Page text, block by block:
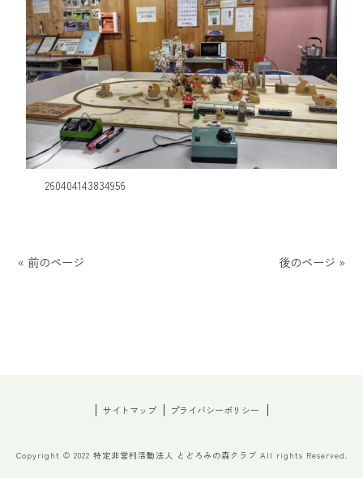
260404143834956
« 前のページ 後のページ »
サイトマップ プライバシーポリシー
Copyright © 2022 特定非営利活動法人 とどろみの森クラブ All rights Reserved.